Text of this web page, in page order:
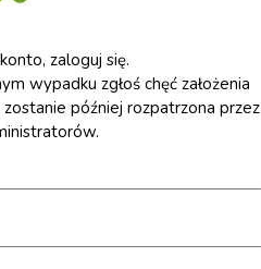
zaloguj się.
wypadku zgłoś chęć założenia
później rozpatrzona przez